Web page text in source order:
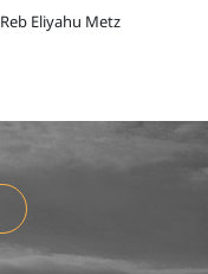
Reb Eliyahu Metz